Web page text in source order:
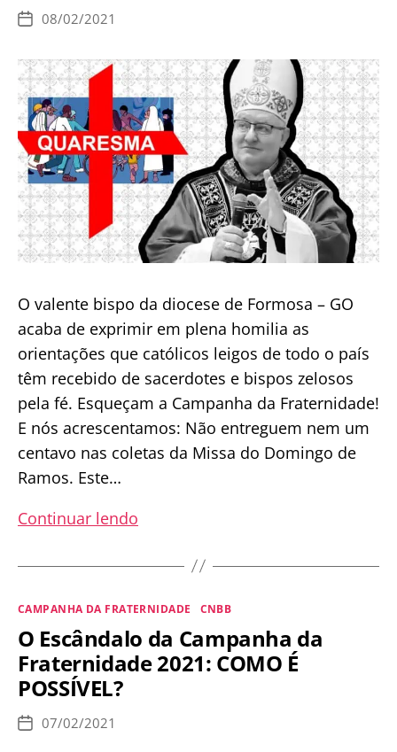
da
CF2021
viralizar
Data
publicação
08/02/2021
O valente bispo da diocese de Formosa – GO
acaba de exprimir em plena homilia as
orientações que católicos leigos de todo o país
têm recebido de sacerdotes e bispos zelosos
pela fé. Esqueçam a Campanha da Fraternidade!
E nós acrescentamos: Não entreguem nem um
centavo nas coletas da Missa do Domingo de
Ramos. Este…
Continuar lendo
Formosa
Campanha
da
Fraternidade:
Categorias
CAMPANHA DA FRATERNIDADE CNBB
O Escândalo da Campanha da
Fraternidade 2021: COMO É
POSSÍVEL?
Data07/02/2021